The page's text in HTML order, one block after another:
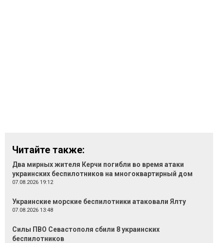
Читайте также:
Два мирных жителя Керчи погибли во время атаки
украинских беспилотников на многоквартирный дом
07.08.2026 19:12
Украинские морские беспилотники атаковали Ялту
07.08.2026 13:48
Силы ПВО Севастополя сбили 8 украинских
беспилотников